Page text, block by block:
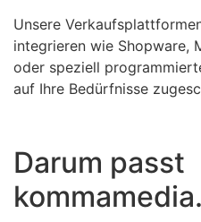
Unsere
integrieren wie Shopware,
oder speziell
auf Ihre Bedürfnisse
Darum passt